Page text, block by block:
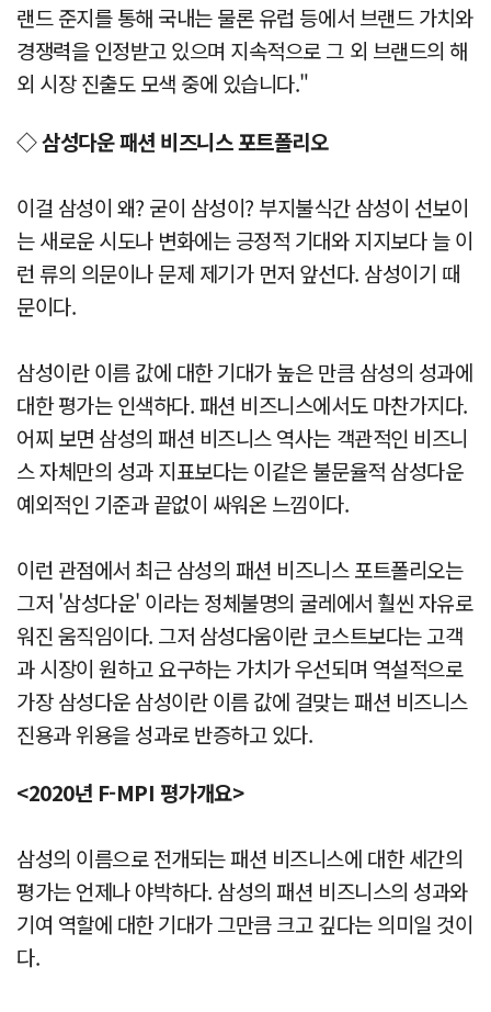
랜드 준지를 통해 국내는 물론 유럽 등에서 브랜드 가치와
경쟁력을 인정받고 있으며 지속적으로 그 외 브랜드의 해
외 시장 진출도 모색 중에 있습니다."
◇ 삼성다운 패션 비즈니스 포트폴리오
이걸 삼성이 왜? 굳이 삼성이? 부지불식간 삼성이 선보이
는 새로운 시도나 변화에는 긍정적 기대와 지지보다 늘 이
런 류의 의문이나 문제 제기가 먼저 앞선다. 삼성이기 때
문이다.
삼성이란 이름 값에 대한 기대가 높은 만큼 삼성의 성과에
대한 평가는 인색하다. 패션 비즈니스에서도 마찬가지다.
어찌 보면 삼성의 패션 비즈니스 역사는 객관적인 비즈니
스 자체만의 성과 지표보다는 이같은 불문율적 삼성다운
예외적인 기준과 끝없이 싸워온 느낌이다.
이런 관점에서 최근 삼성의 패션 비즈니스 포트폴리오는
그저 '삼성다운' 이라는 정체불명의 굴레에서 훨씬 자유로
워진 움직임이다. 그저 삼성다움이란 코스트보다는 고객
과 시장이 원하고 요구하는 가치가 우선되며 역설적으로
가장 삼성다운 삼성이란 이름 값에 걸맞는 패션 비즈니스
진용과 위용을 성과로 반증하고 있다.
<2020년 F-MPI 평가개요>
삼성의 이름으로 전개되는 패션 비즈니스에 대한 세간의
평가는 언제나 야박하다. 삼성의 패션 비즈니스의 성과와
기여 역할에 대한 기대가 그만큼 크고 깊다는 의미일 것이
다.